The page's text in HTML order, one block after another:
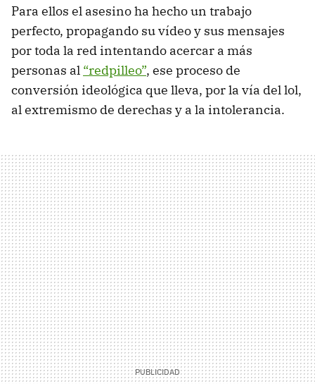
Para ellos el asesino ha hecho un trabajo
perfecto, propagando su vídeo y sus mensajes
por toda la red intentando acercar a más
personas al “redpilleo”, ese proceso de
conversión ideológica que lleva, por la vía del lol,
al extremismo de derechas y a la intolerancia.